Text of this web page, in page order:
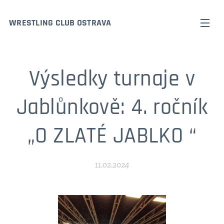
WRESTLING CLUB OSTRAVA
Výsledky turnaje v
Jablůnkově: 4. ročník
„O ZLATÉ JABLKO “
11.02.2024